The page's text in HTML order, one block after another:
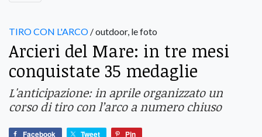
TIRO CON L'ARCO / outdoor, le foto
Arcieri del Mare: in tre mesi
conquistate 35 medaglie
L'anticipazione: in aprile organizzato un
corso di tiro con l’arco a numero chiuso
Facebook Tweet Pin